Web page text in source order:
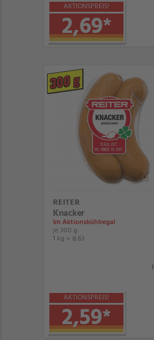
AKTIONSPREIS!
2,69*
300 g
REITER
Knacker
Im Aktionskühlregal
je 300 g
1 kg = 8,63
AKTIONSPREIS!
2,59*